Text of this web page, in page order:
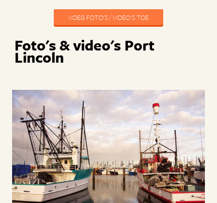
VOEG FOTO'S / VIDEO'S TOE
Foto's & video's Port
Lincoln